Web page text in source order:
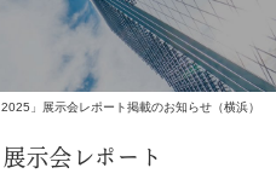
」展示会レポート掲載のお知らせ（横浜）
示会レポート